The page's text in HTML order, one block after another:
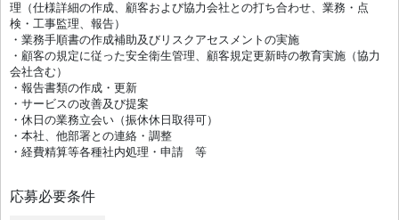
理（仕様詳細の作成、顧客および協力会社との打ち合わせ、業務・点
検・工事監理、報告）
・業務手順書の作成補助及びリスクアセスメントの実施
・顧客の規定に従った安全衛生管理、顧客規定更新時の教育実施（協力
会社含む）
・報告書類の作成・更新
・サービスの改善及び提案
・休日の業務立会い（振休休日取得可）
・本社、他部署との連絡・調整
・経費精算等各種社内処理・申請 等
応募必要条件